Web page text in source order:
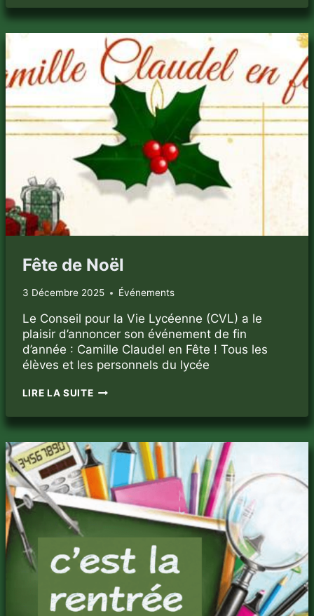
MÉTIERS
À
CAMILLE
CLAUDEL
Fête de Noël
3 Décembre 2025 Événements
Le Conseil pour la Vie Lycéenne (CVL) a le
plaisir d’annoncer son événement de fin
d’année : Camille Claudel en Fête !​ Tous les
élèves et les personnels du lycée
LIRE LA SUITEFÊTE
NOËL